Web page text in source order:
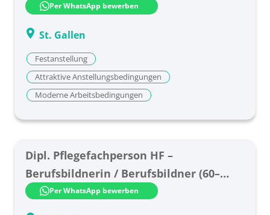
Per WhatsApp bewerben
St. Gallen
Festanstellung
Attraktive Anstellungsbedingungen
Moderne Arbeitsbedingungen
Dipl. Pflegefachperson HF –
Berufsbildnerin / Berufsbildner (60–
100%) im Bereich Gerontopsychiatrie
Per WhatsApp bewerben